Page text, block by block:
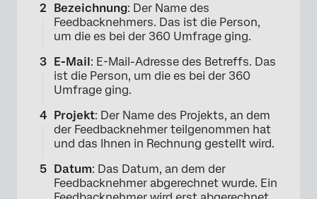
Bezeichnung: Der Name des
Feedbacknehmers. Das ist die Person,
um die es bei der 360 Umfrage ging.
E-Mail: E-Mail-Adresse des Betreffs. Das
ist die Person, um die es bei der 360
Umfrage ging.
Projekt: Der Name des Projekts, an dem
der Feedbacknehmer teilgenommen hat
und das Ihnen in Rechnung gestellt wird.
Datum: Das Datum, an dem der
Feedbacknehmer abgerechnet wurde. Ein